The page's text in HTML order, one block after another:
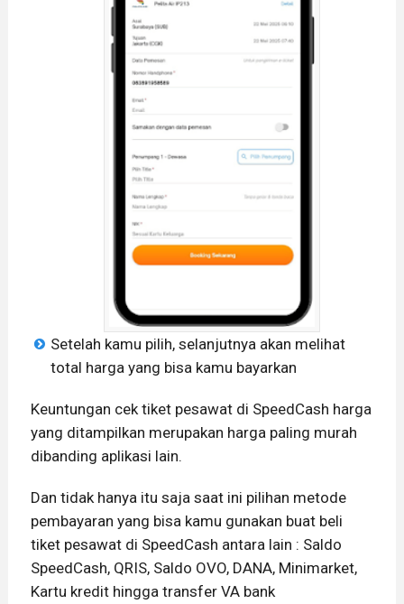
Setelah kamu pilih, selanjutnya akan melihat
total harga yang bisa kamu bayarkan
Keuntungan cek tiket pesawat di SpeedCash harga
yang ditampilkan merupakan harga paling murah
dibanding aplikasi lain.
Dan tidak hanya itu saja saat ini pilihan metode
pembayaran yang bisa kamu gunakan buat beli
tiket pesawat di SpeedCash antara lain : Saldo
SpeedCash, QRIS, Saldo OVO, DANA, Minimarket,
Kartu kredit hingga transfer VA bank